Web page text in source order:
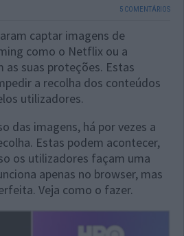
5 COMENTÁRIOS
captar imagens de
como o Netflix ou a
as suas proteções. Estas
a recolha dos conteúdos
utilizadores.
das imagens, há por vezes a
Estas podem acontecer,
os utilizadores façam uma
apenas no browser, mas
Veja como o fazer.